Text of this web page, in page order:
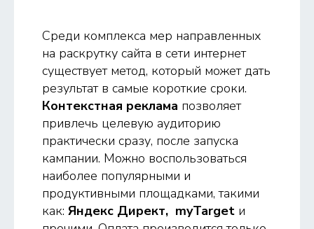
Среди комплекса мер направленных
на раскрутку сайта в сети интернет
существует метод, который может дать
результат в самые короткие сроки.
Контекстная реклама позволяет
привлечь целевую аудиторию
практически сразу, после запуска
кампании. Можно воспользоваться
наиболее популярными и
продуктивными площадками, такими
как: Яндекс Директ, myTarget и